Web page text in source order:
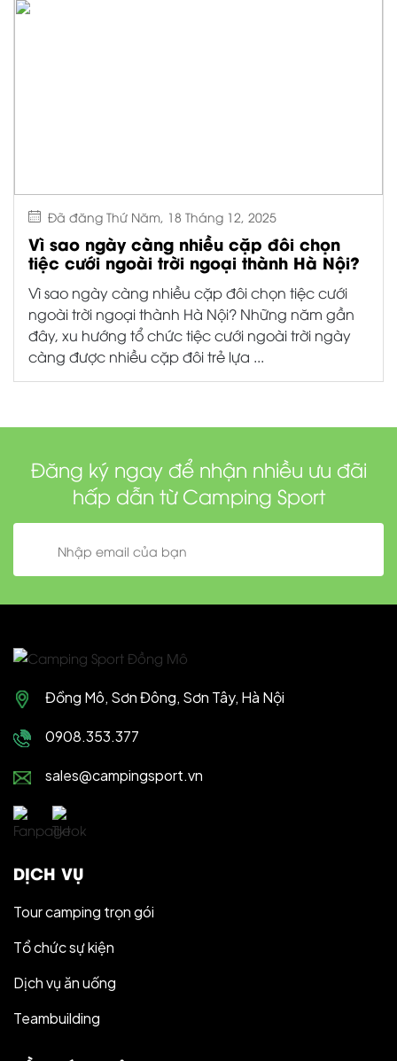
Đồng Mô, Sơn Đông, Sơn Tây, Hà Nội
0908.353.377
sales@campingsport.vn
Tour camping trọn gói
Tổ chức sự kiện
Dịch vụ ăn uống
VỀ CHÚNG TÔI
https://share.google/YRX0UcjVkIelAOMR5